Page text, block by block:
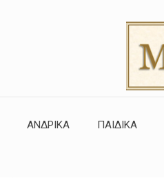
ΑΝΔΡΙΚΑ ΠΑΙΔΙΚΑ